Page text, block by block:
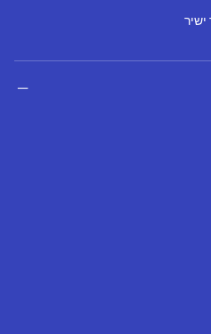
ישיר